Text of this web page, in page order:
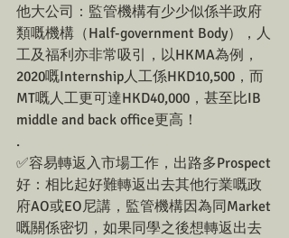
他大公司：監管機構有少少似係半政府
類嘅機構（Half-government Body），人
工及福利亦非常吸引，以HKMA為例，
2020嘅Internship人工係HKD10,500，而
MT嘅人工更可達HKD40,000，甚至比IB
middle and back office更高！
.
✅容易轉返入市場工作，出路多Prospect
好：相比起好難轉返出去其他行業嘅政
府AO或EO尼講，監管機構因為同Market
嘅關係密切，如果同學之後想轉返出去